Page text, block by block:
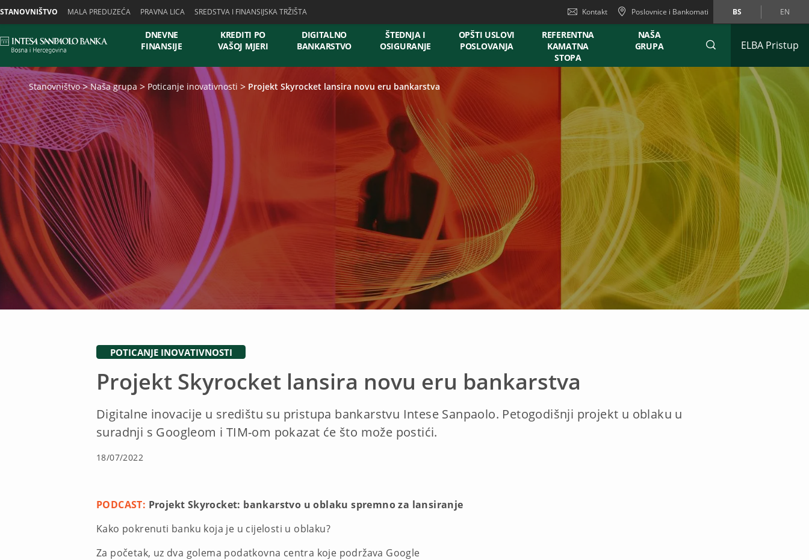
STANOVNIŠTVO MALA PREDUZEĆA PRAVNA LICA SREDSTVA I FINANSIJSKA TRŽIŠTA Kontakt Poslovnice i Bankomati BS EN
DNEVNE
FINANSIJE
KREDITI PO
VAŠOJ MJERI
DIGITALNO
BANKARSTVO
ŠTEDNJA I
OSIGURANJE
OPŠTI USLOVI
POSLOVANJA
REFERENTNA
KAMATNA
STOPA
NAŠA
GRUPA
ELBA Pristup
Stanovništvo Naša grupa Poticanje inovativnosti Projekt Skyrocket lansira novu eru bankarstva
POTICANJE INOVATIVNOSTI
Projekt Skyrocket lansira novu eru bankarstva
Digitalne inovacije u središtu su pristupa bankarstvu Intese Sanpaolo. Petogodišnji projekt u oblaku u
suradnji s Googleom i TIM-om pokazat će što može postići.
18/07/2022
PODCAST: Projekt Skyrocket: bankarstvo u oblaku spremno za lansiranje
Kako pokrenuti banku koja je u cijelosti u oblaku?
Za početak, uz dva golema podatkovna centra koje podržava Google